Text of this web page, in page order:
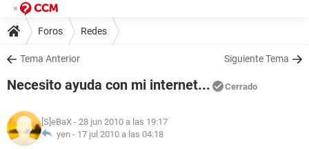
Foros Redes
Tema Anterior Siguiente Tema
Necesito ayuda con mi internet... Cerrado
[S]eBaX - 28 jun 2010 a las 19:17
yen - 17 jul 2010 a las 04:18